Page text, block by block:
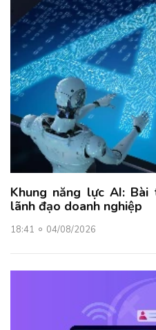
Khung năng lực AI:
lãnh đạo doanh nghiệp
18:41 04/08/2026